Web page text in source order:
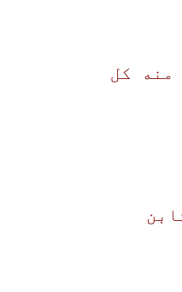
منه كل
3/87ح 2305 من حدیثابن